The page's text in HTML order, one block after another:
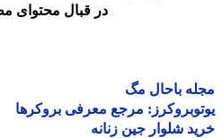
در قبال محتوای
باحال مگ
مرجع معرفی بروکرها
شلوار جین زنانه